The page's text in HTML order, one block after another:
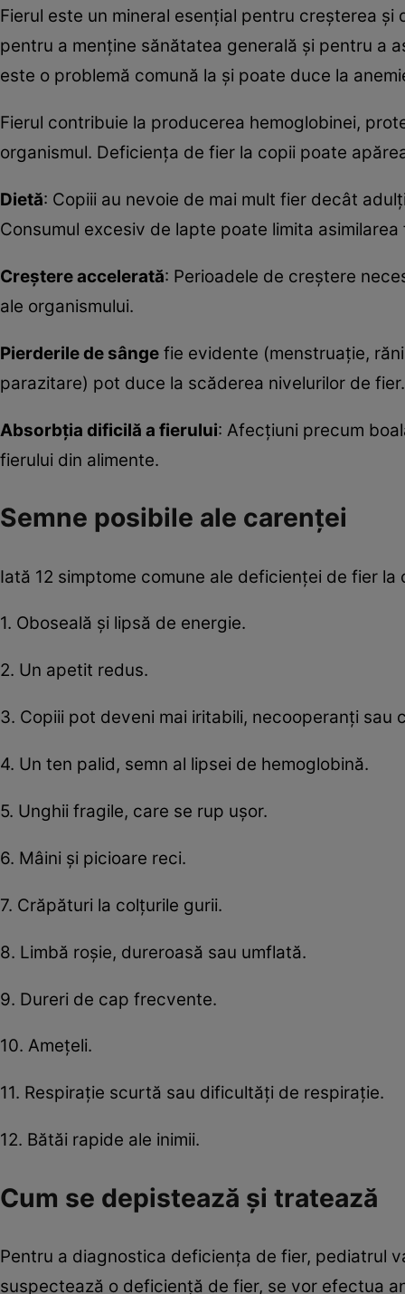
Fierul este un mineral esențial pentru creșterea
pentru a menține sănătatea generală și pentru a
este o problemă comună la și poate duce la
Fierul contribuie la producerea hemoglobinei,
organismul. Deficiența de fier la copii poate
Dietă: Copiii au nevoie de mai mult fier decât
Consumul excesiv de lapte poate limita asimilarea
Creștere accelerată: Perioadele de creștere
ale organismului.
Pierderilede sânge fie evidente (menstruație,
parazitare) pot duce la scăderea nivelurilor de fier.
Absorbția dificilă a fierului: Afecțiuni precum
fierului din alimente.
Semne posibile ale carenţei
Iată 12 simptome comune ale deficienței de fier la
1. Oboseală și lipsă de energie.
2. Un apetit redus.
3. Copiii pot deveni mai iritabili, necooperanți sau
4. Un ten palid, semn al lipsei de hemoglobină.
5. Unghii fragile, care se rup ușor.
6. Mâini și picioare reci.
7. Crăpături la colțurile gurii.
8. Limbă roșie, dureroasă sau umflată.
9. Dureri de cap frecvente.
10. Amețeli.
11. Respirație scurtă sau dificultăți de respirație.
12. Bătăi rapide ale inimii.
Cum se depistează şi tratează
Pentru a diagnostica deficiența de fier, pediatrul
suspectează o deficiență de fier, se vor efectua